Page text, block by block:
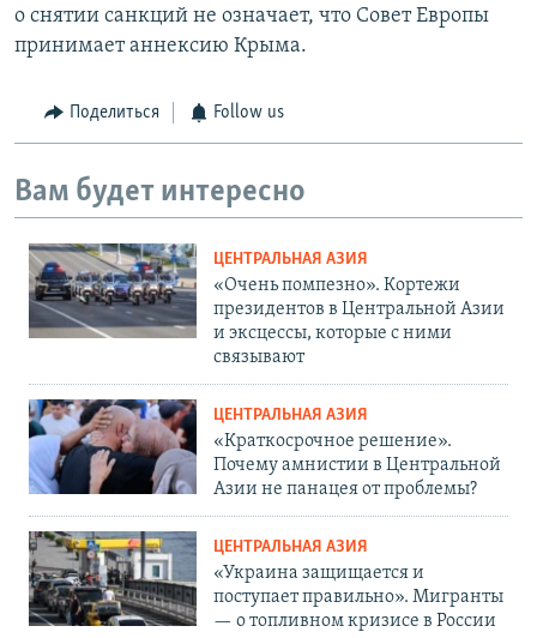
о снятии санкций не означает, что Совет Европы
принимает аннексию Крыма.
Поделиться Follow us
Вам будет интересно
ЦЕНТРАЛЬНАЯ АЗИЯ
«Очень помпезно». Кортежи
президентов в Центральной Азии
и эксцессы, которые с ними
связывают
ЦЕНТРАЛЬНАЯ АЗИЯ
«Краткосрочное решение».
Почему амнистии в Центральной
Азии не панацея от проблемы?
ЦЕНТРАЛЬНАЯ АЗИЯ
«Украина защищается и
поступает правильно». Мигранты
— о топливном кризисе в России